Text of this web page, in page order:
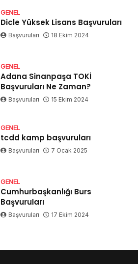
GENEL
Dicle Yüksek Lisans Başvuruları
Başvuruları 18 Ekim 2024
GENEL
Adana Sinanpaşa TOKİ
Başvuruları Ne Zaman?
Başvuruları 15 Ekim 2024
GENEL
tcdd kamp başvuruları
Başvuruları 7 Ocak 2025
GENEL
Cumhurbaşkanlığı Burs
Başvuruları
Başvuruları 17 Ekim 2024